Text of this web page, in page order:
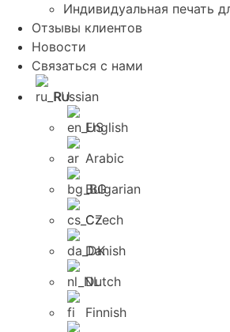
Индивидуальная печать
Отзывы клиентов
Новости
Связаться с нами
Russian
English
Arabic
Bulgarian
Czech
Danish
Dutch
Finnish